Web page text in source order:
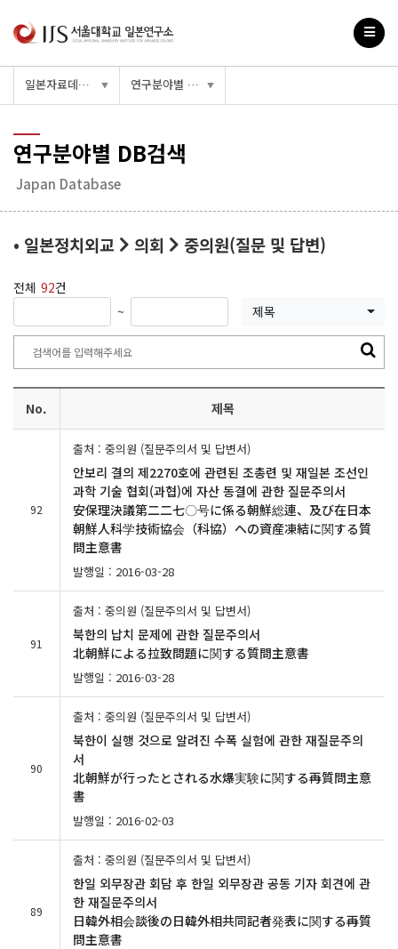
일본자료데이터베이스 ▼ 연구분야별 DB검색 ▼
연구분야별 DB검색
Japan Database
• 일본정치외교 의회 중의원(질문 및 답변)
전체 92건
~
제목
No. 제목
92
출처 : 중의원 (질문주의서 및 답변서)
안보리 결의 제2270호에 관련된 조총련 및 재일본 조선인
과학 기술 협회(과협)에 자산 동결에 관한 질문주의서
安保理決議第二二七〇号に係る朝鮮総連、及び在日本
朝鮮人科学技術協会（科協）への資産凍結に関する質
問主意書
발행일 : 2016-03-28
91
출처 : 중의원 (질문주의서 및 답변서)
북한의 납치 문제에 관한 질문주의서
北朝鮮による拉致問題に関する質問主意書
발행일 : 2016-03-28
90
출처 : 중의원 (질문주의서 및 답변서)
북한이 실행 것으로 알려진 수폭 실험에 관한 재질문주의
서
北朝鮮が行ったとされる水爆実験に関する再質問主意
書
발행일 : 2016-02-03
89
출처 : 중의원 (질문주의서 및 답변서)
한일 외무장관 회담 후 한일 외무장관 공동 기자 회견에 관
한 재질문주의서
日韓外相会談後の日韓外相共同記者発表に関する再質
問主意書